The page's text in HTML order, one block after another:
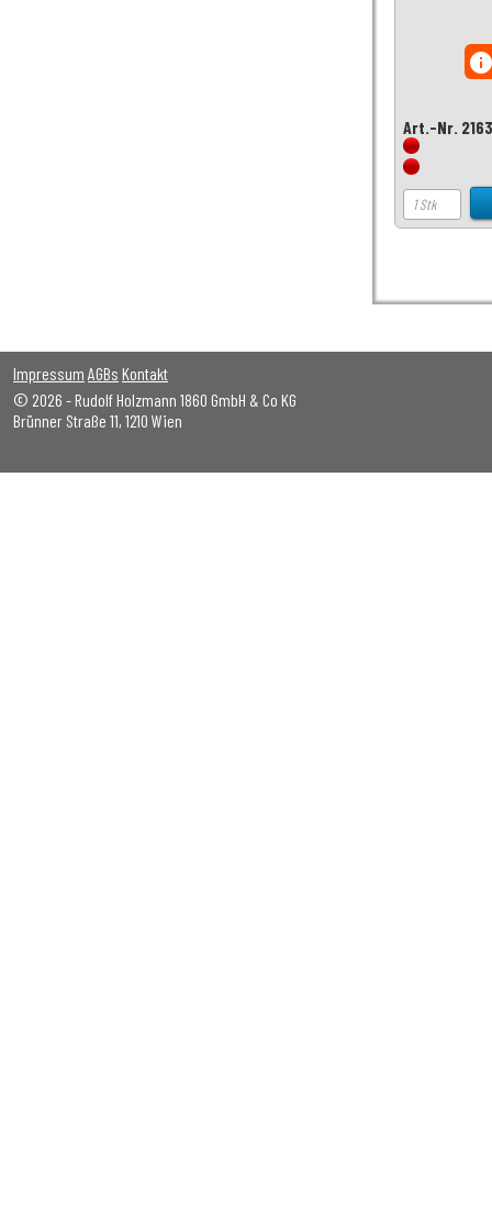
Art.-Nr.
Impressum AGBs Kontakt
© 2026 - Rudolf Holzmann 1860 GmbH & Co KG
Brünner Straße 11, 1210 Wien